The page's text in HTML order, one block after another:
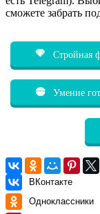
сможете забрать
Стройная
Умение
ВКонтакте
Одноклассники